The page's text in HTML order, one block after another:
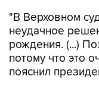
"В Верховном
неудачное
рождения. (...)
потому что это
пояснил